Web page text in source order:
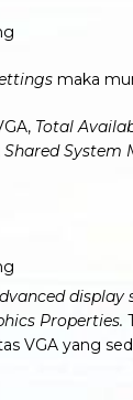
maka
Total
Shared System
display
Properties.
VGA yang